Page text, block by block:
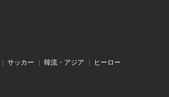
サッカー 韓流・アジア ヒーロー